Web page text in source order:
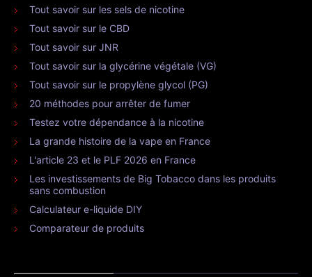
Tout savoir sur les sels de nicotine
Tout savoir sur le CBD
Tout savoir sur JNR
Tout savoir sur la glycérine végétale (VG)
Tout savoir sur le propylène glycol (PG)
20 méthodes pour arrêter de fumer
Testez votre dépendance à la nicotine
La grande histoire de la vape en France
L'article 23 et le PLF 2026 en France
Les investissements de Big Tobacco dans les produits
sans combustion
Calculateur e-liquide DIY
Comparateur de produits